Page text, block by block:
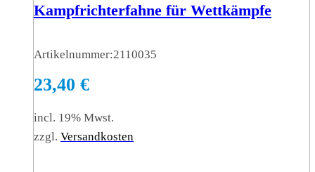
Kampfrichterfahne für Wettkämpfe
Artikelnummer:2110035
23,40 €
incl. 19% Mwst.
zzgl. Versandkosten